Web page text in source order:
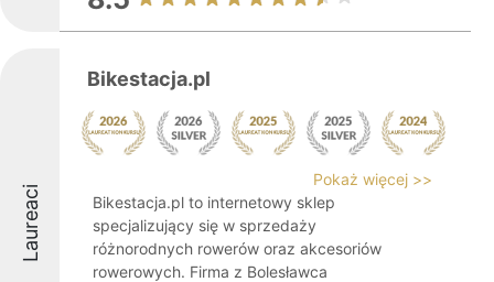
Laureaci
Bikestacja.pl
Pokaż więcej >>
Bikestacja.pl to internetowy sklep
specjalizujący się w sprzedaży
różnorodnych rowerów oraz akcesoriów
rowerowych. Firma z Bolesławca